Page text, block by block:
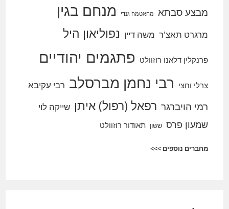
מבצע סבתא מהאטמה גנדי מנחם בגין
מרגרט תאצ'ר משה דיין נפוליאון היל
פרנקלין דלאנו רוזוולט פתגמים יהודיים
צרלי וחצי רבי נחמן מברסלב רבי עקיבא
רמי הויברגר רפאל (רפול) איתן שייקה לוי
שמעון פרס ששון תאודור רוזוולט
מחברים נוספים >>>